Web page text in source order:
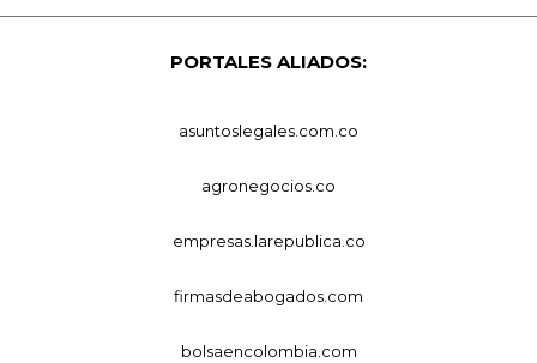
PORTALES ALIADOS:
asuntoslegales.com.co
agronegocios.co
empresas.larepublica.co
firmasdeabogados.com
bolsaencolombia.com